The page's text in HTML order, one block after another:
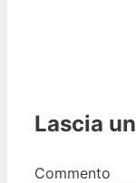
Lascia
Commento